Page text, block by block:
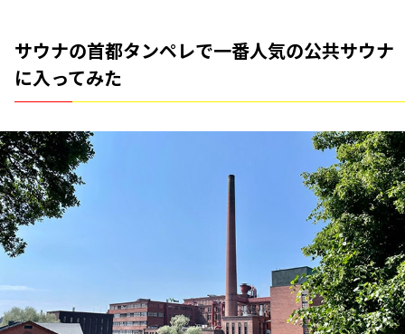
サウナの首都タンペレで一番人気の公共サウナ
に入ってみた